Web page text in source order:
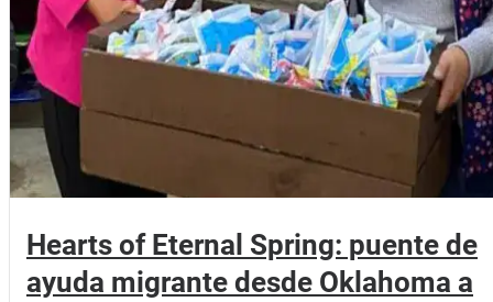
Hearts of Eternal Spring: puente de
ayuda migrante desde Oklahoma a